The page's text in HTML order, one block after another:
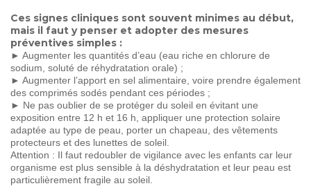
Ces signes cliniques sont souvent minimes au début,
mais il faut y penser et adopter des mesures
préventives simples :
► Augmenter les quantités d’eau (eau riche en chlorure de
sodium, soluté de réhydratation orale) ;
► Augmenter l’apport en sel alimentaire, voire prendre également
des comprimés sodés pendant ces périodes ;
► Ne pas oublier de se protéger du soleil en évitant une
exposition entre 12 h et 16 h, appliquer une protection solaire
adaptée au type de peau, porter un chapeau, des vêtements
protecteurs et des lunettes de soleil.
Attention : Il faut redoubler de vigilance avec les enfants car leur
organisme est plus sensible à la déshydratation et leur peau est
particulièrement fragile au soleil.